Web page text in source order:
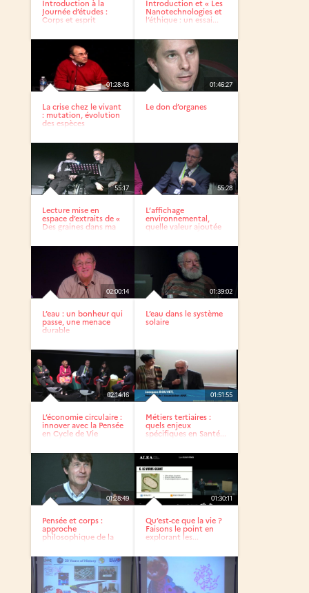
Introduction à la
Journée d’études :
Corps et esprit
Introduction et « Les
Nanotechnologies et
l’éthique : un essai...
01:28:43
La crise chez le vivant
: mutation, évolution
des espèces
01:46:27
Le don d’organes
55:17
Lecture mise en
espace d’extraits de «
Des graines dans ma
55:28
L’affichage
environnemental,
quelle valeur ajoutée
02:00:14
L’eau : un bonheur qui
passe, une menace
durable
01:39:02
L’eau dans le système
solaire
02:14:16
L’économie circulaire :
innover avec la Pensée
en Cycle de Vie
01:51:55
Métiers tertiaires :
quels enjeux
spécifiques en Santé...
01:28:49
Pensée et corps :
approche
philosophique de la
01:30:11
Qu’est-ce que la vie ?
Faisons le point en
explorant les...